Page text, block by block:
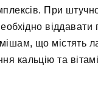
При
віддавати
що містять
кальцію та